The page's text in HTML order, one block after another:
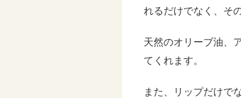
れるだけでなく、そ
天然のオリーブ油、
てくれます。
また、リップだけで